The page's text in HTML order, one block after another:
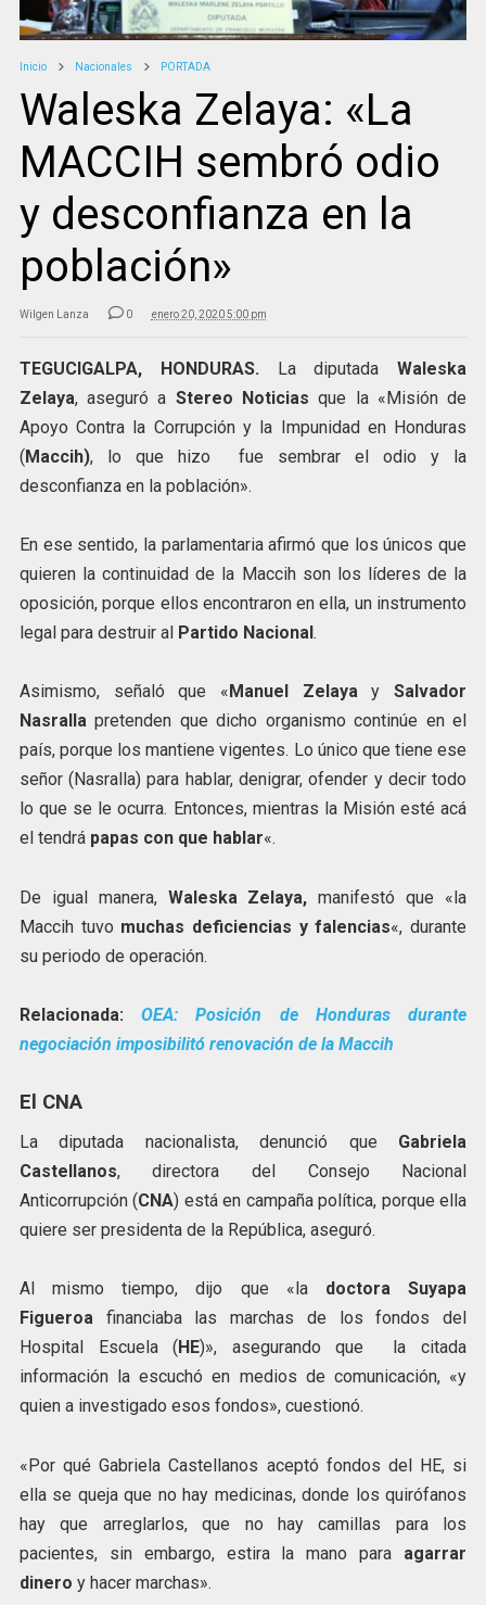
Inicio Nacionales PORTADA
Waleska Zelaya: «La
MACCIH sembró odio
y desconfianza en la
población»
Wilgen Lanza 0 enero 20, 2020 5:00 pm
TEGUCIGALPA, HONDURAS. La diputadaWaleska
Zelaya, aseguró a Stereo Noticias que la «Misión de
Apoyo Contra la Corrupción y la Impunidad en Honduras
(Maccih), lo que hizo fue sembrar el odio y la
desconfianza en la población».
En ese sentido, la parlamentaria afirmó que los únicos que
quieren la continuidad de la Maccih son los líderes de la
oposición, porque ellos encontraron en ella, un instrumento
legal para destruir al Partido Nacional .
Asimismo, señaló que « Manuel Zelayay Salvador
Nasrallapretenden que dicho organismo continúe en el
país, porque los mantiene vigentes. Lo único que tiene ese
señor (Nasralla) para hablar, denigrar, ofender y decir todo
lo que se le ocurra. Entonces, mientras la Misión esté acá
el tendrá papas con que hablar«.
De igual manera, Waleska Zelaya, manifestó que «la
Maccih tuvo muchas deficiencias y falencias«, durante
su periodo de operación.
Relacionada:OEA: Posición de Honduras durante
negociación imposibilitó renovación de la Maccih
El CNA
La diputada nacionalista, denunció que Gabriela
Castellanos, directora del Consejo Nacional
Anticorrupción (CNA) está en campaña política, porque ella
quiere ser presidenta de la República, aseguró.
Al mismo tiempo, dijo que «la doctora Suyapa
Figueroafinanciaba las marchas de los fondos del
Hospital Escuela ( HE)», asegurando que la citada
información la escuchó en medios de comunicación, «y
quien a investigado esos fondos», cuestionó.
«Por qué Gabriela Castellanos aceptó fondos del HE, si
ella se queja que no hay medicinas, donde los quirófanos
hay que arreglarlos, que no hay camillas para los
pacientes, sin embargo, estira la mano para agarrar
dinero y hacer marchas».